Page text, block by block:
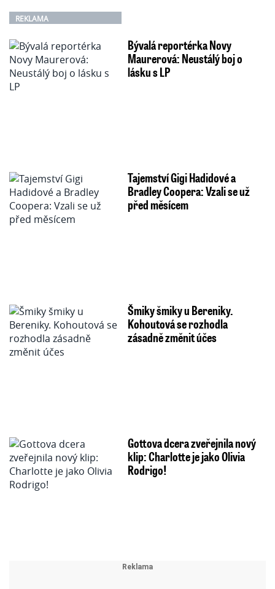
REKLAMA
Bývalá reportérka Novy
Maurerová: Neustálý boj o
lásku s LP
Tajemství Gigi Hadidové a
Bradley Coopera: Vzali se už
před měsícem
Šmiky šmiky u Bereniky.
Kohoutová se rozhodla
zásadně změnit účes
Gottova dcera zveřejnila nový
klip: Charlotte je jako Olivia
Rodrigo!